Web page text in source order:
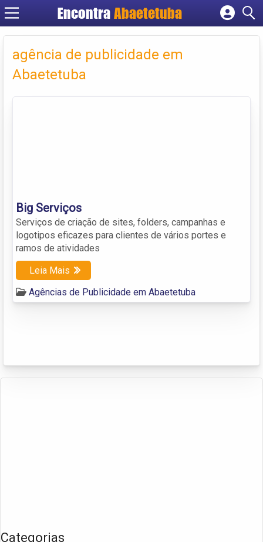
Encontra Abaetetuba
Cadastrar empresa
Criar conta
agência de publicidade em
Abaetetuba
Big Serviços
Serviços de criação de sites, folders, campanhas e
logotipos eficazes para clientes de vários portes e
ramos de atividades
Leia Mais
Agências de Publicidade em Abaetetuba
Categorias